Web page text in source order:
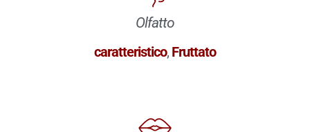
Olfatto
caratteristico, Fruttato